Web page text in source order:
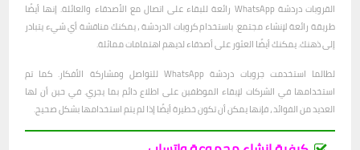
القروبات دردشة WhatsApp رائعة للبقاء على اتصال مع الأصدقاء والعائلة. إنها أيضًا
طريقة رائعة لإنشاء مجتمع. باستخدام كروبات الدردشة ، يمكنك مناقشة أي شيء يتبادر
إلى ذهنك. يمكنك أيضًا العثور على أصدقاء لديهم اهتمامات مماثلة.
لطالما استخدمت جروبات دردشة WhatsApp للتواصل ومشاركة الأفكار. كما تم
استخدامها في الشركات لإبقاء الموظفين على اطلاع دائم بما يجري. في حين أن لها
العديد من الفوائد ، فإنها يمكن أن تكون خطيرة أيضًا إذا لم يتم استخدامها بشكل صحيح.